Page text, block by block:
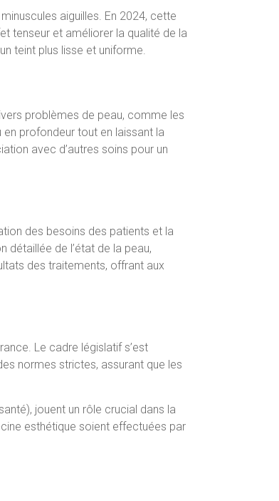
aiguilles. En 2024, cette
tenseur et améliorer la qualité de la
teint plus lisse et uniforme.
problèmes de peau, comme les
profondeur tout en laissant la
avec d’autres soins pour un
des besoins des patients et la
détaillée de l’état de la peau,
des traitements, offrant aux
Le cadre législatif s’est
normes strictes, assurant que les
jouent un rôle crucial dans la
esthétique soient effectuées par